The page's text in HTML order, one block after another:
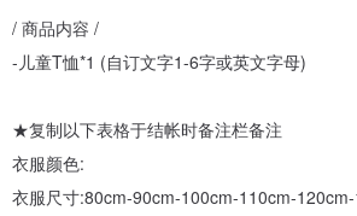
/ 商品内容 /
-儿童T恤*1 (自订文字1-6字或英文字母)
★复制以下表格于结帐时备注栏备注
衣服颜色:
衣服尺寸:80cm-90cm-100cm-110cm-